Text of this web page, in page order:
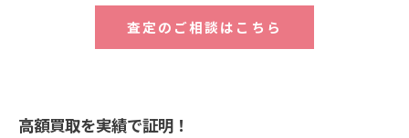
査定のご相談はこちら
高額買取を実績で証明！